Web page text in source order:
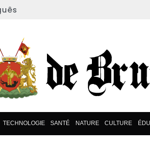
TECHNOLOGIE SANTÉ NATURE CULTURE